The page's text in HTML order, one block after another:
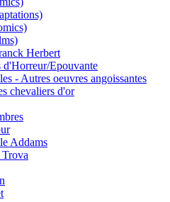
Herbert
d'Horreur/Epouvante
- Autres oeuvres angoissantes
chevaliers d'or
Addams